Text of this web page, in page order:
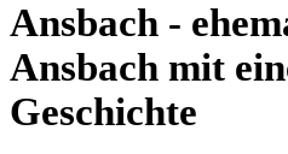
Ansbach -
Ansbach mit
Geschichte